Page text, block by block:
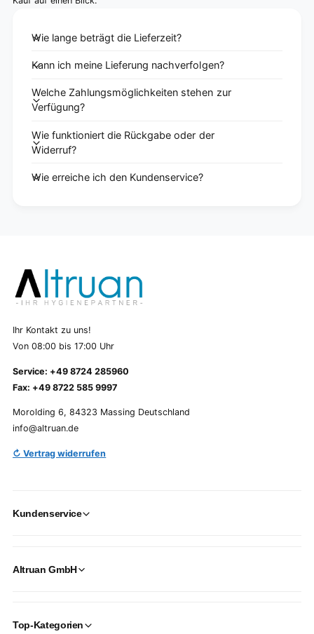
Wie lange beträgt die Lieferzeit?
Kann ich meine Lieferung nachverfolgen?
Welche Zahlungsmöglichkeiten stehen zur
Verfügung?
Wie funktioniert die Rückgabe oder der
Widerruf?
Wie erreiche ich den Kundenservice?
Ihr Kontakt zu uns!
Von 08:00 bis 17:00 Uhr
Service: +49 8724 285960
Fax: +49 8722 585 9997
Morolding 6, 84323 Massing Deutschland
info@altruan.de
↻ Vertrag widerrufen
Kundenservice
Altruan GmbH
Top-Kategorien